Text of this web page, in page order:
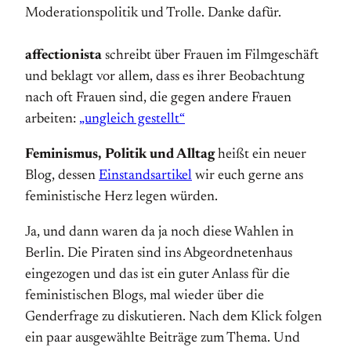
Moderationspolitik und Trolle. Danke dafür.
affectionista schreibt über Frauen im Filmgeschäft
und beklagt vor allem, dass es ihrer Beobachtung
nach oft Frauen sind, die gegen andere Frauen
arbeiten: „ungleich gestellt“
Feminismus, Politik und Alltagheißt ein neuer
Blog, dessen Einstandsartikel wir euch gerne ans
feministische Herz legen würden.
Ja, und dann waren da ja noch diese Wahlen in
Berlin. Die Piraten sind ins Abgeordnetenhaus
eingezogen und das ist ein guter Anlass für die
feministischen Blogs, mal wieder über die
Genderfrage zu diskutieren. Nach dem Klick folgen
ein paar ausgewählte Beiträge zum Thema. Und